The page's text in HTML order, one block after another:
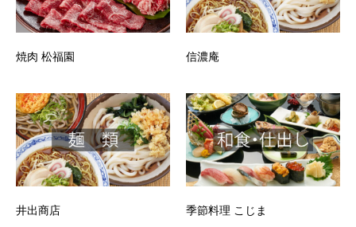
焼肉 松福園 信濃庵
井出商店 季節料理 こじま